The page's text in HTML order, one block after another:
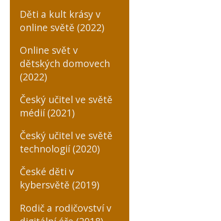
Děti a kult krásy v
online světě (2022)
Online svět v
dětských domovech
(2022)
Český učitel ve světě
médií (2021)
Český učitel ve světě
technologií (2020)
České děti v
kybersvětě (2019)
Rodič a rodičovství v